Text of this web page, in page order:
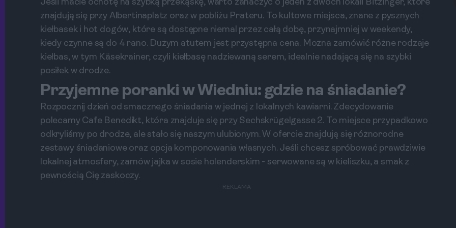
Jeśli macie ochotę na szybką przekąskę, warto zahaczyć o jeden z dwóch lokali Bitzinger, które
znajdują się przy Albertinaplatz oraz w pobliżu Prateru. To kultowe miejsca, znane z pysznych
kiełbasek i hot dogów, które są dostępne niemal przez całą dobę, przynajmniej w weekendy,
kiedy czynne są do 4 rano. Dużym atutem jest przystępna cena. Można zamówić różne rodzaje
kiełbas, w tym Käsekrainer, czyli kiełbasę nadziewaną serem, idealnie nadającą się na szybki
posiłek w drodze.
Przyjemne poranki w Wiedniu: gdzie na śniadanie?
Rozpocznij dzień od smacznego śniadania w jednej z lokalnych kawiarni. Zdecydowanie
polecamy Cafe Benedikt, która znajduje się przy Sechskrügelgasse 2. To miejsce przypadkowo
odkryliśmy po drodze, ale stało się naszym ulubionym. W ofercie znajdują się różnorodne
zestawy śniadaniowe oraz opcja komponowania własnych. Jeśli chcesz spróbować prawdziwie
lokalnej atmosfery, zamów jajka w sosie holenderskim - serwowane są w kieliszku, a smak z
pewnością Cię zaskoczy.
REKLAMA